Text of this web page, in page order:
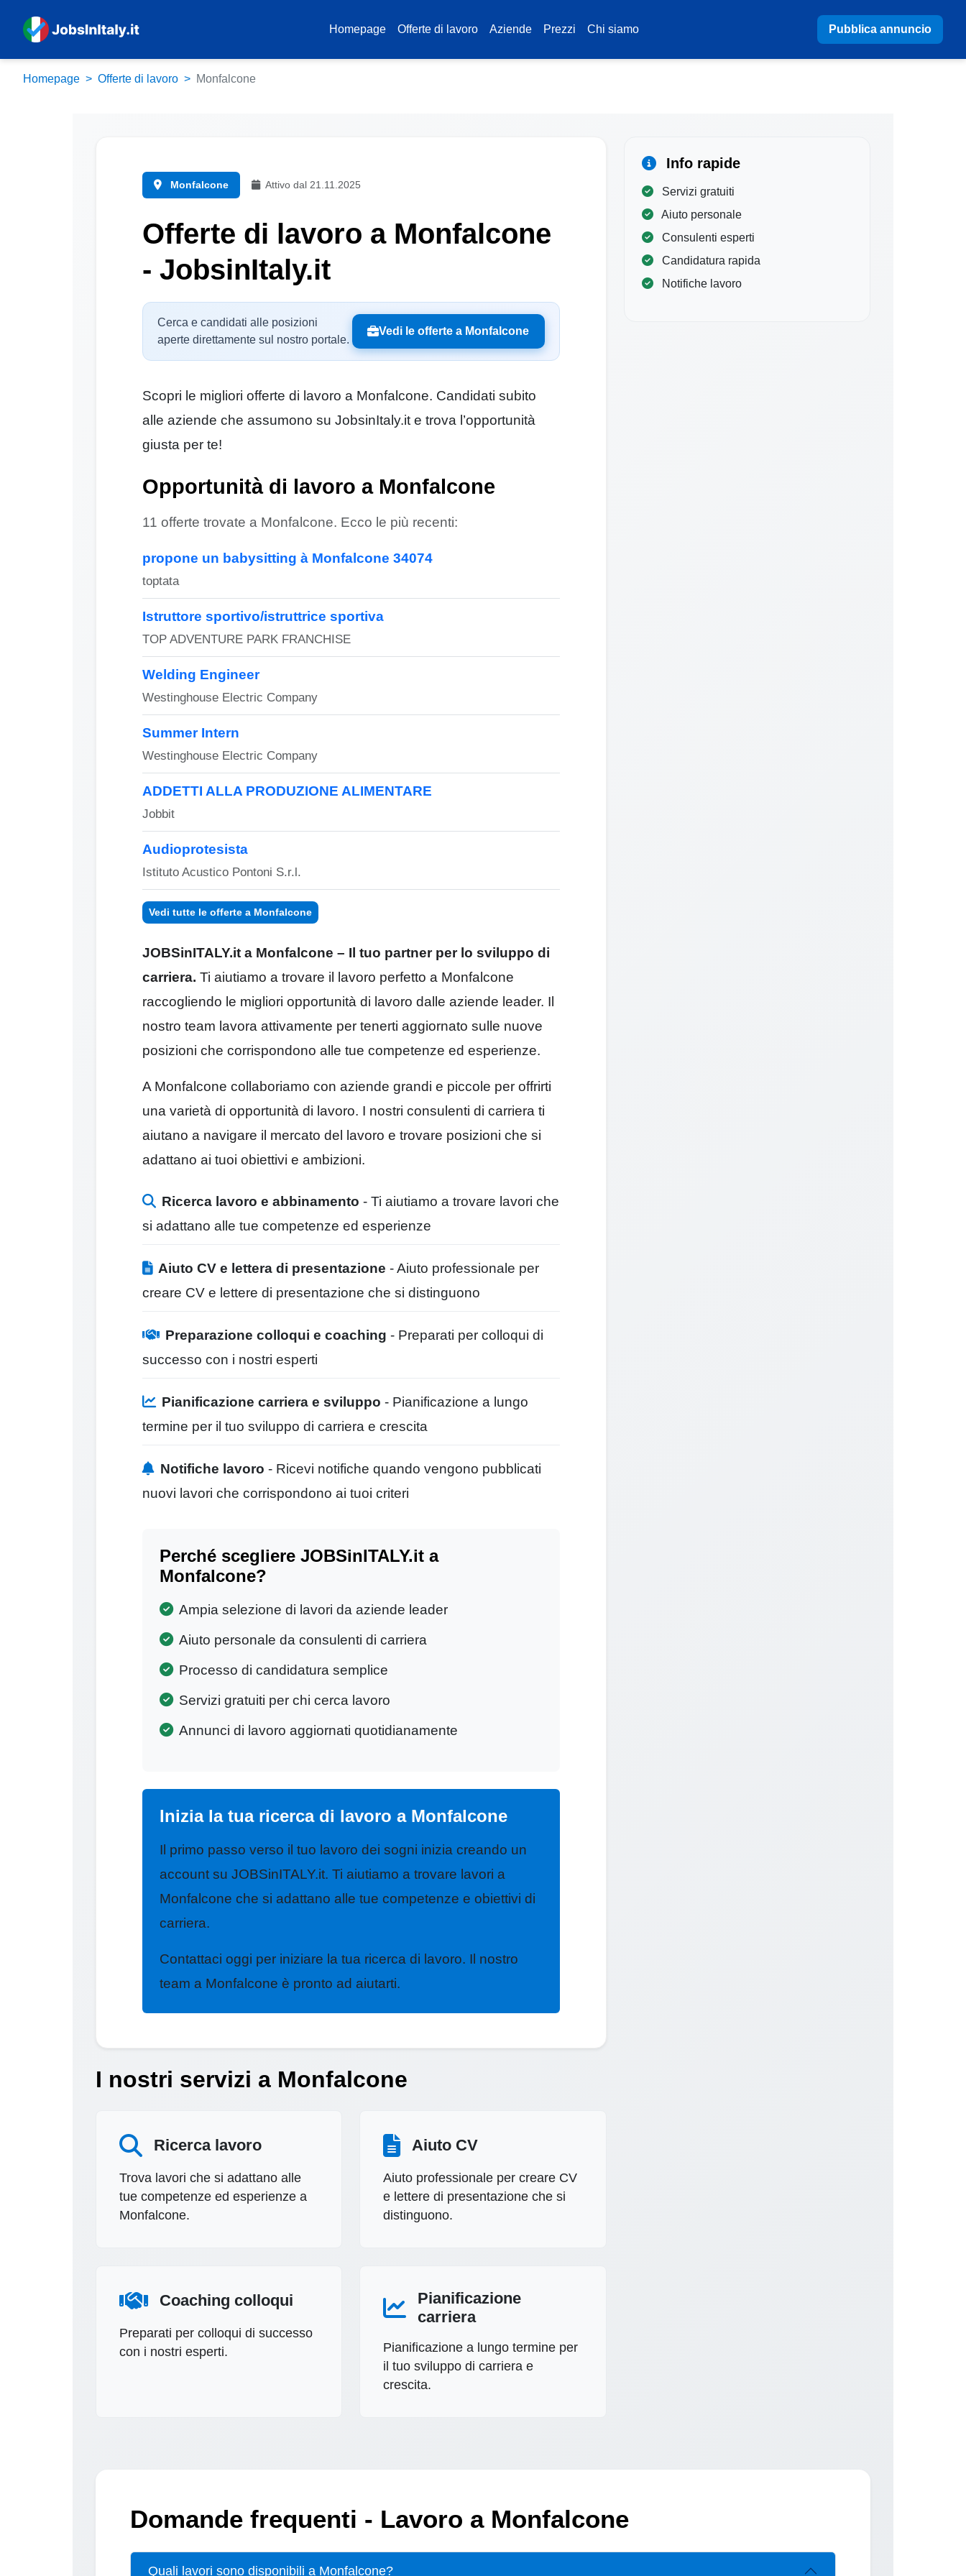
Homepage Offerte di lavoro Aziende Prezzi Chi siamo Pubblica annuncio
Homepage Offerte di lavoro Monfalcone
Monfalcone Attivo dal 21.11.2025
Offerte di lavoro a Monfalcone
- JobsinItaly.it
Cerca e candidati alle posizioni
aperte direttamente sul nostro portale.
Vedi le offerte a Monfalcone
Scopri le migliori offerte di lavoro a Monfalcone. Candidati subito
alle aziende che assumono su JobsinItaly.it e trova l’opportunità
giusta per te!
Opportunità di lavoro a Monfalcone
11 offerte trovate a Monfalcone. Ecco le più recenti:
propone un babysitting à Monfalcone 34074
toptata
Istruttore sportivo/istruttrice sportiva
TOP ADVENTURE PARK FRANCHISE
Welding Engineer
Westinghouse Electric Company
Summer Intern
Westinghouse Electric Company
ADDETTI ALLA PRODUZIONE ALIMENTARE
Jobbit
Audioprotesista
Istituto Acustico Pontoni S.r.l.
Vedi tutte le offerte a Monfalcone
JOBSinITALY.it a Monfalcone – Il tuo partner per lo sviluppo di
carriera. Ti aiutiamo a trovare il lavoro perfetto a Monfalcone
raccogliendo le migliori opportunità di lavoro dalle aziende leader. Il
nostro team lavora attivamente per tenerti aggiornato sulle nuove
posizioni che corrispondono alle tue competenze ed esperienze.
A Monfalcone collaboriamo con aziende grandi e piccole per offrirti
una varietà di opportunità di lavoro. I nostri consulenti di carriera ti
aiutano a navigare il mercato del lavoro e trovare posizioni che si
adattano ai tuoi obiettivi e ambizioni.
Ricerca lavoro e abbinamento - Ti aiutiamo a trovare lavori che
si adattano alle tue competenze ed esperienze
Aiuto CV e lettera di presentazione - Aiuto professionale per
creare CV e lettere di presentazione che si distinguono
Preparazione colloqui e coaching - Preparati per colloqui di
successo con i nostri esperti
Pianificazione carriera e sviluppo - Pianificazione a lungo
termine per il tuo sviluppo di carriera e crescita
Notifiche lavoro - Ricevi notifiche quando vengono pubblicati
nuovi lavori che corrispondono ai tuoi criteri
Perché scegliere JOBSinITALY.it a
Monfalcone?
Ampia selezione di lavori da aziende leader
Aiuto personale da consulenti di carriera
Processo di candidatura semplice
Servizi gratuiti per chi cerca lavoro
Annunci di lavoro aggiornati quotidianamente
Inizia la tua ricerca di lavoro a Monfalcone
Il primo passo verso il tuo lavoro dei sogni inizia creando un
account su JOBSinITALY.it. Ti aiutiamo a trovare lavori a
Monfalcone che si adattano alle tue competenze e obiettivi di
carriera.
Contattaci oggi per iniziare la tua ricerca di lavoro. Il nostro
team a Monfalcone è pronto ad aiutarti.
I nostri servizi a Monfalcone
Ricerca lavoro
Trova lavori che si adattano alle
tue competenze ed esperienze a
Monfalcone.
Aiuto CV
Aiuto professionale per creare CV
e lettere di presentazione che si
distinguono.
Coaching colloqui
Preparati per colloqui di successo
con i nostri esperti.
Pianificazione
carriera
Pianificazione a lungo termine per
il tuo sviluppo di carriera e
crescita.
Info rapide
Servizi gratuiti
Aiuto personale
Consulenti esperti
Candidatura rapida
Notifiche lavoro
Domande frequenti - Lavoro a Monfalcone
Quali lavori sono disponibili a Monfalcone?